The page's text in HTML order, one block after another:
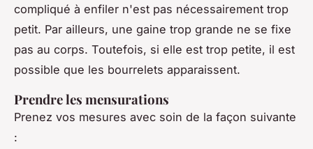
compliqué à enfiler n'est pas nécessairement trop
petit. Par ailleurs, une gaine trop grande ne se fixe
pas au corps. Toutefois, si elle est trop petite, il est
possible que les bourrelets apparaissent.
Prendre les mensurations
Prenez vos mesures avec soin de la façon suivante
: